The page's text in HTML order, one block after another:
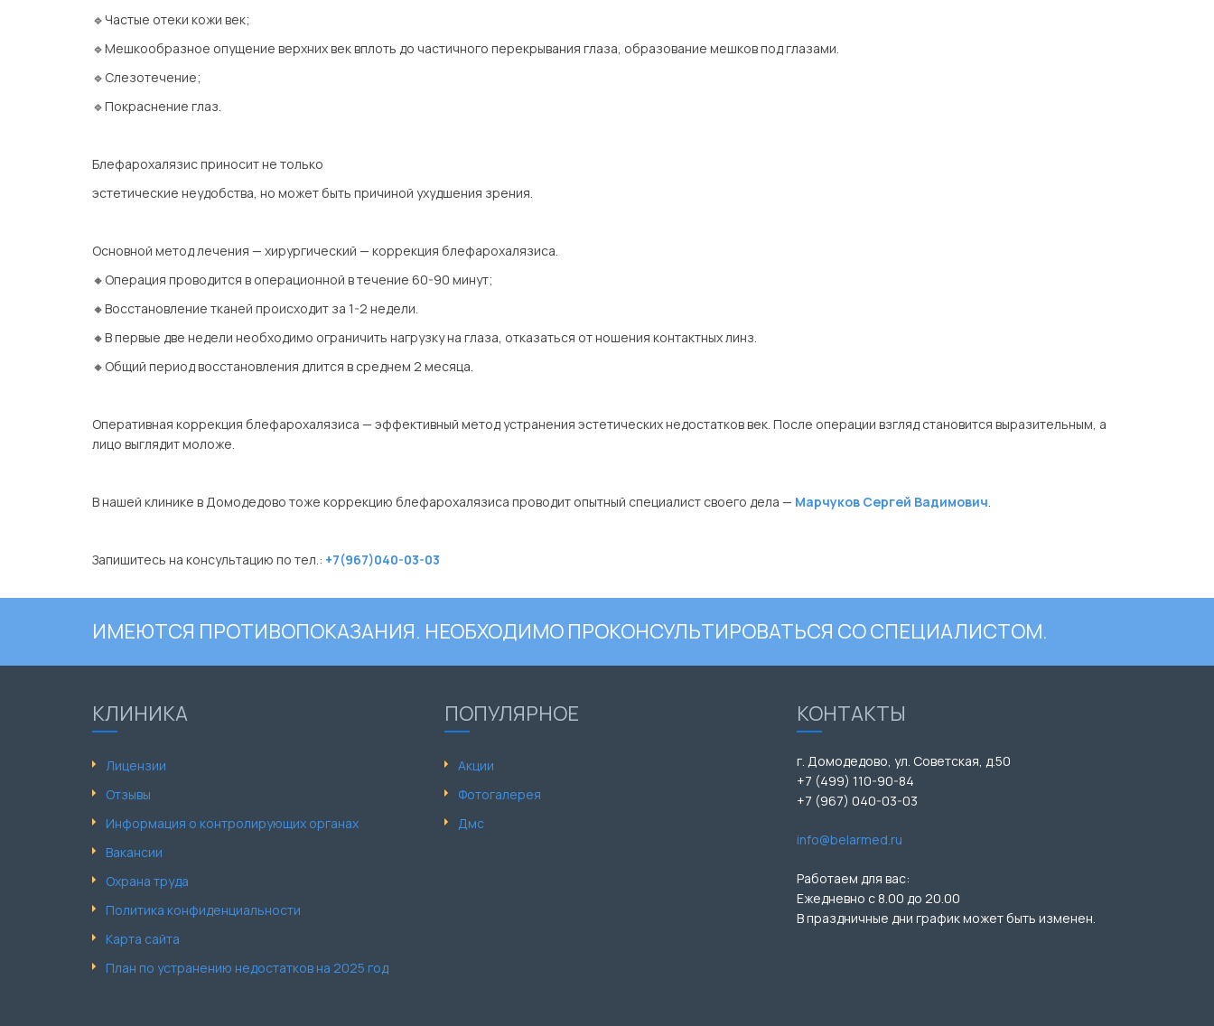
🔹Частые отеки кожи век;
🔹Мешкообразное опущение верхних век вплоть до частичного перекрывания глаза, образование мешков под глазами.
🔹Слезотечение;
🔹Покраснение глаз.
Блефарохалязис приносит не только
эстетические неудобства, но может быть причиной ухудшения зрения.
Основной метод лечения — хирургический — коррекция блефарохалязиса.
🔸Операция проводится в операционной в течение 60-90 минут;
🔸Восстановление тканей происходит за 1-2 недели.
🔸В первые две недели необходимо ограничить нагрузку на глаза, отказаться от ношения контактных линз.
🔸Общий период восстановления длится в среднем 2 месяца.
Оперативная коррекция блефарохалязиса — эффективный метод устранения эстетических недостатков век. После операции взгляд становится выразительным, а
лицо выглядит моложе.
В нашей клинике в Домодедово тоже коррекцию блефарохалязиса проводит опытный специалист своего дела — Марчуков Сергей Вадимович.
Запишитесь на консультацию по тел.: +7(967)040-03-03
ИМЕЮТСЯ ПРОТИВОПОКАЗАНИЯ. НЕОБХОДИМО ПРОКОНСУЛЬТИРОВАТЬСЯ СО СПЕЦИАЛИСТОМ.
КЛИНИКА
Лицензии
Отзывы
Информация о контролирующих органах
Вакансии
Охрана труда
Политика конфиденциальности
Карта сайта
План по устранению недостатков на 2025 год
ПОПУЛЯРНОЕ
Акции
Фотогалерея
Дмс
КОНТАКТЫ
г. Домодедово, ул. Советская, д.50
+7 (499) 110-90-84
+7 (967) 040-03-03
info@belarmed.ru
Работаем для вас:
Ежедневно с 8.00 до 20.00
В праздничные дни график может быть изменен.